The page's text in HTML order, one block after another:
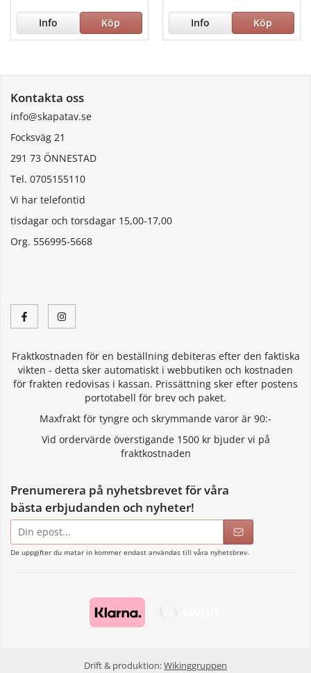
Info Köp Info Köp
Kontakta oss
info@skapatav.se
Focksväg 21
291 73 ÖNNESTAD
Tel. 0705155110
Vi har telefontid
tisdagar och torsdagar 15,00-17,00
Org. 556995-5668
Fraktkostnaden för en beställning debiteras efter den faktiska
vikten - detta sker automatiskt i webbutiken och kostnaden
för frakten redovisas i kassan. Prissättning sker efter postens
portotabell för brev och paket.
Maxfrakt för tyngre och skrymmande varor är 90:-
Vid ordervärde överstigande 1500 kr bjuder vi på
fraktkostnaden
Prenumerera på nyhetsbrevet för våra
bästa erbjudanden och nyheter!
E-
postadress
De uppgifter du matar in kommer endast användas till våra nyhetsbrev.
Drift & produktion:Wikinggruppen